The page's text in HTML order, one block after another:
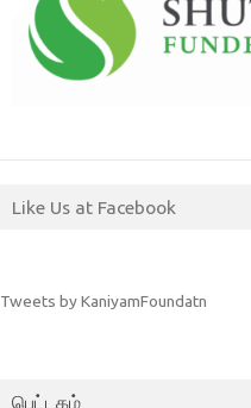
Like Us at Facebook
Tweets by KaniyamFoundatn
பெட்டகம்